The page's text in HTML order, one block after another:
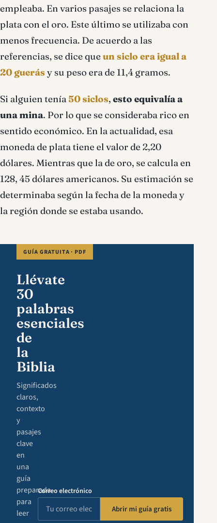
empleaba. En varios pasajes se relaciona la
plata con el oro. Este último se utilizaba con
menos frecuencia. De acuerdo a las
referencias, se dice que un siclo era igual a
20 guerás y su peso era de 11,4 gramos.
Si alguien tenía 50 siclos, esto equivalía a
una mina. Por lo que se consideraba rico en
sentido económico. En la actualidad, esa
moneda de plata tiene el valor de 2,20
dólares. Mientras que la de oro, se calcula en
128, 45 dólares americanos. Su estimación se
determinaba según la fecha de la moneda y
la región donde se estaba usando.
GUÍA GRATUITA · PDF
Llévate
30
palabras
esenciales
de
la
Biblia
Significados
claros,
contexto
y
pasajes
clave
en
una
guía
preparada
para
leer
Correo electrónico
Abrir mi guía gratis